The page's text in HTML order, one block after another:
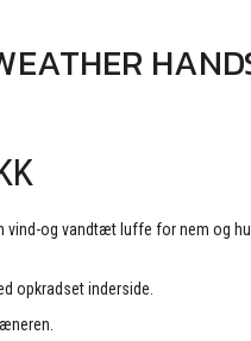
vind-og vandtæt luffe for nem og
opkradset inderside.